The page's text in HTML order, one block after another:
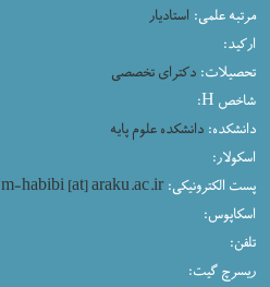
مرتبه علمی: استادیار
ارکید:
تحصیلات: دکترای تخصصی
شاخص H:
دانشکده: دانشکده علوم پایه
اسکولار:
پست الکترونیکی: m-habibi [at] araku.ac.ir
اسکاپوس:
تلفن:
ریسرچ گیت: